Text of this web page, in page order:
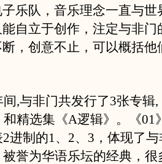
乐队，音乐理念一直与世
自立于创作，注定与非门
，创意不止，可以概括他
与非门共发行了3张专辑,
和精选集《A逻辑》。《01
2进制的1、2、3，体现了
誉为华语乐坛的经典，